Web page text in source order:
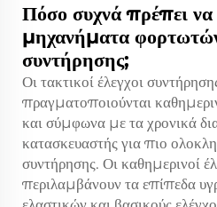
Πόσο συχνά πρέπει
μηχανήματα
συντήρησης;
Οι τακτικοί έλεγχοι
πραγματοποιούνται
και σύμφωνα με τα χρονικά
κατασκευαστής για πιο
συντήρησης. Οι καθημερινοί
περιλαμβάνουν τα επίπεδα